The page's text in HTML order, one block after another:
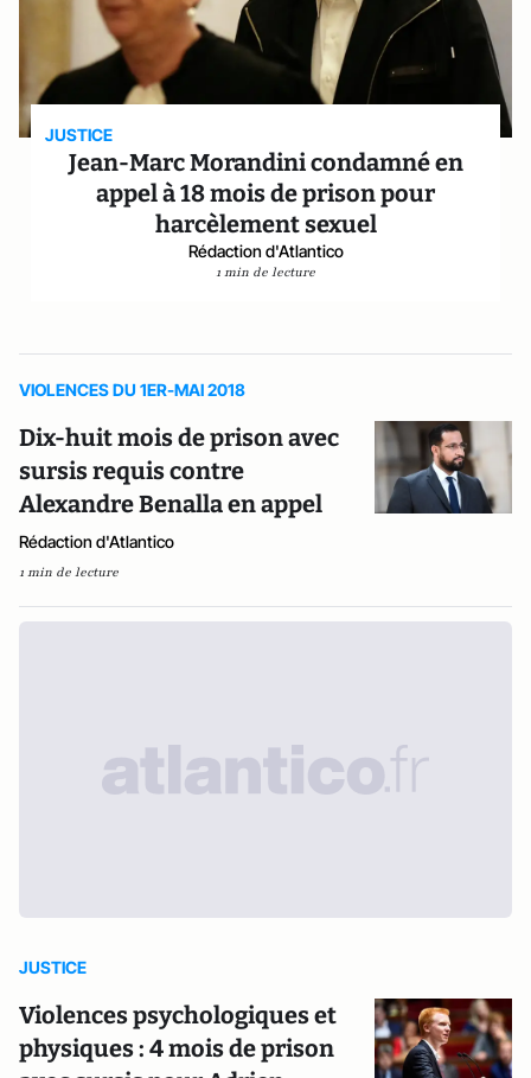
JUSTICE
Jean-Marc Morandini condamné en
appel à 18 mois de prison pour
harcèlement sexuel
Rédaction d'Atlantico
1 min de lecture
VIOLENCES DU 1ER-MAI 2018
Dix-huit mois de prison avec
sursis requis contre
Alexandre Benalla en appel
Rédaction d'Atlantico
1 min de lecture
JUSTICE
Violences psychologiques et
physiques : 4 mois de prison